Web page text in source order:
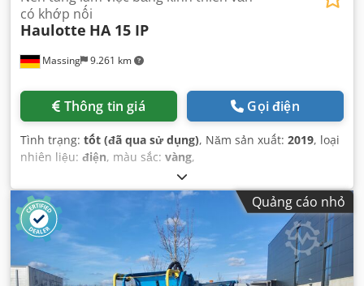
Massing 9.261 km
có khớp nối
Haulotte HA 15 IP
Thông tin giá Gọi điện
Tình trạng: tốt (đã qua sử dụng), Năm sản xuất: 2019, loại
nhiên liệu: điện, màu sắc: vàng,
Quảng cáo nhỏ